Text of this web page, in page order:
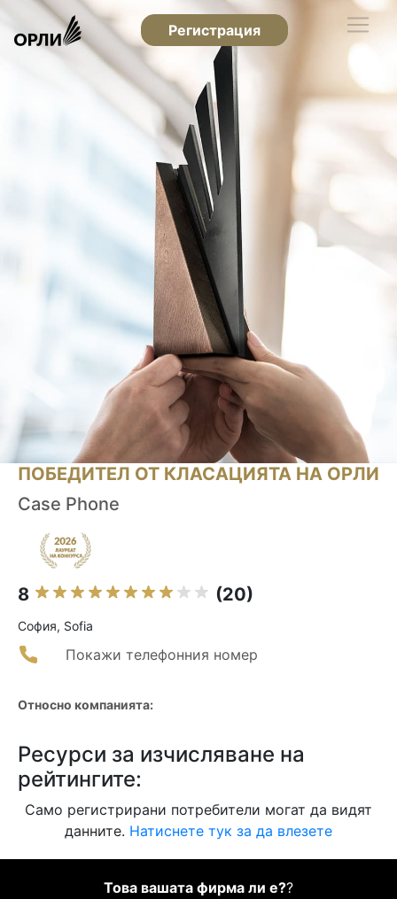
Регистрация
ПОБЕДИТЕЛ ОТ КЛАСАЦИЯТА НА ОРЛИ
Case Phone
8 (20)
София, Sofia
Покажи телефонния номер
Относно компанията:
Ресурси за изчисляване на
рейтингите:
Само регистрирани потребители могат да видят
данните. Натиснете тук за да влезете
Това вашата фирма ли е??